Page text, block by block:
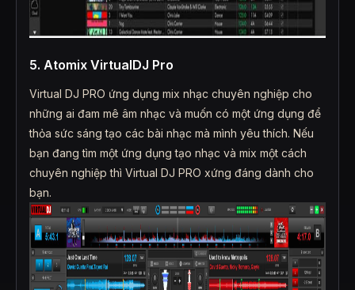
5. Atomix VirtualDJ Pro
Virtual DJ PRO ứng dụng mix nhạc chuyên nghiệp cho
những ai đam mê âm nhạc và muốn có một ứng dụng để
thỏa sức sáng tạo các bài nhạc mà mình yêu thích. Nếu
bạn đang tìm một ứng dụng tạo nhạc và mix một cách
chuyên nghiệp thì Virtual DJ PRO xứng đáng dành cho
bạn.